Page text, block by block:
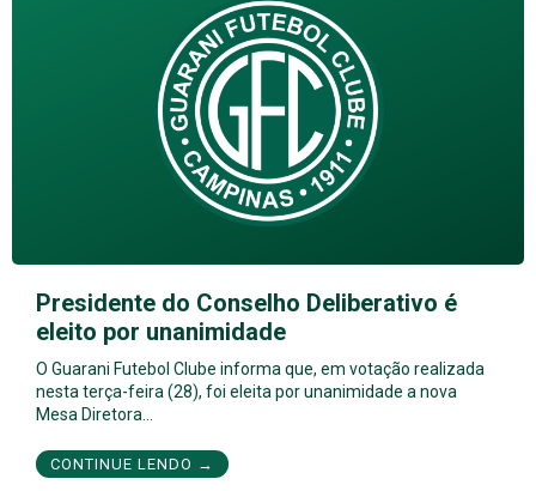
Presidente do Conselho Deliberativo é
eleito por unanimidade
O Guarani Futebol Clube informa que, em votação realizada
nesta terça-feira (28), foi eleita por unanimidade a nova
Mesa Diretora…
CONTINUE LENDO →